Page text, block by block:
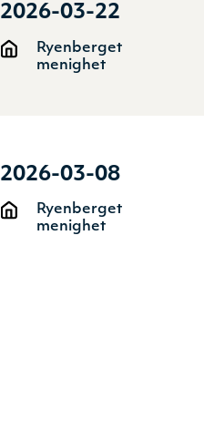
2026-03-22
Ryenberget
menighet
2026-03-08
Ryenberget
menighet